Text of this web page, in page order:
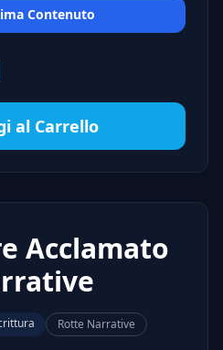
Contenuto
al Carrello
Acclamato
Rotte Narrative